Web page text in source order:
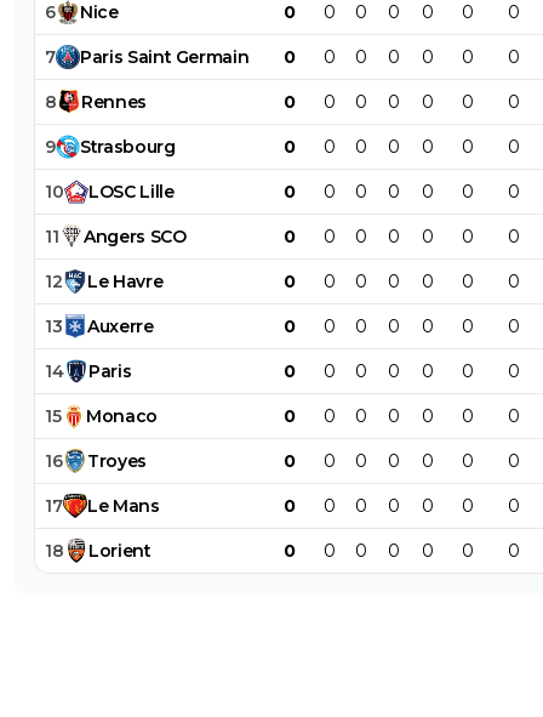
6 Nice 0 0 0 0 0 0 0
7 Paris Saint Germain 0 0 0 0 0 0 0
8 Rennes 0 0 0 0 0 0 0
9 Strasbourg 0 0 0 0 0 0 0
10 LOSC Lille 0 0 0 0 0 0 0
11 Angers SCO 0 0 0 0 0 0 0
12 Le Havre 0 0 0 0 0 0 0
13 Auxerre 0 0 0 0 0 0 0
14 Paris 0 0 0 0 0 0 0
15 Monaco 0 0 0 0 0 0 0
16 Troyes 0 0 0 0 0 0 0
17 Le Mans 0 0 0 0 0 0 0
18 Lorient 0 0 0 0 0 0 0